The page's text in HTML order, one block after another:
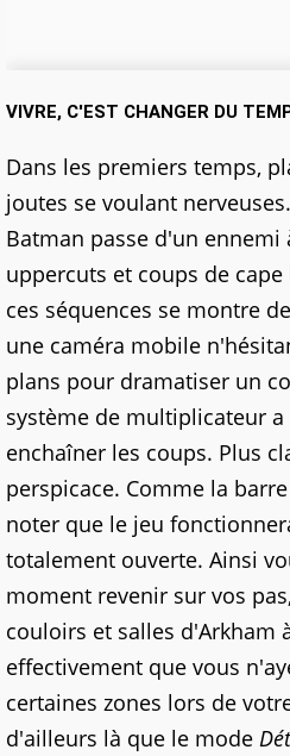
VIVRE, C'EST CHANGER DU
Dans les premiers temps,
joutes se voulant
Batman passe d'un
uppercuts et coups de
ces séquences se montre
une caméra mobile
plans pour dramatiser un
système de multiplicateur
enchaîner les coups. Plus
perspicace. Comme la
noter que le jeu
totalement ouverte. Ainsi
moment revenir sur vos
couloirs et salles d'Arkham
effectivement que vous
certaines zones lors de
d'ailleurs là que le mode